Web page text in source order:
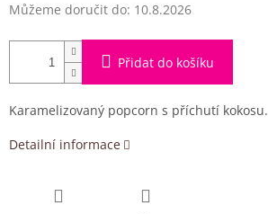
Můžeme doručit do: 10.8.2026
Přidat do košíku
Karamelizovaný popcorn s příchutí kokosu.
Detailní informace